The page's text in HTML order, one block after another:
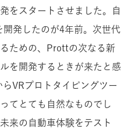
をスタートさせました。自
開発したのが4年前。次世代
ための、Prottの次なる新
を開発するときが来たと感
VRプロトタイピングツー
てとても自然なものでし
来の自動車体験をテスト